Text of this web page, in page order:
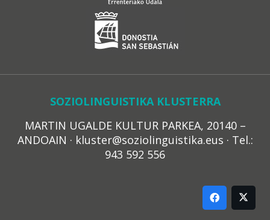
SOZIOLINGUISTIKA KLUSTERRA
MARTIN UGALDE KULTUR PARKEA, 20140 –
ANDOAIN · kluster@soziolinguistika.eus · Tel.:
943 592 556